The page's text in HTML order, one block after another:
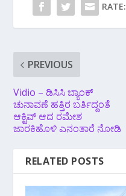
RATE:
PREVIOUS
Vidio – ಡಿಸಿಸಿ ಬ್ಯಾಂಕ್
ಚುನಾವಣೆ ಹತ್ತಿರ ಬರ್ತಿದ್ದಂತೆ
ಆಕ್ಟಿವ್ ಆದ ರಮೇಶ
ಜಾರಕಿಹೊಳಿ ಎನಂತಾರೆ ನೋಡಿ
RELATED POSTS